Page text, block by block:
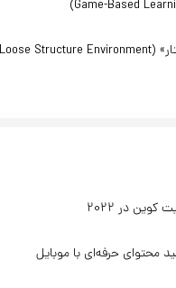
در 2022
محتوای حرفه‌ای با موبایل